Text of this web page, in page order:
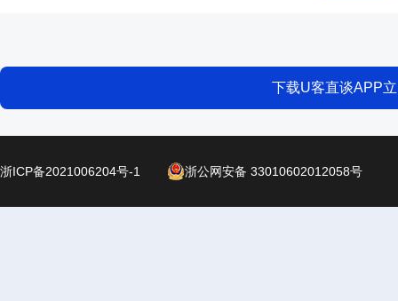
下载U客直谈APP
浙ICP备2021006204号-1 浙公网安备 33010602012058号